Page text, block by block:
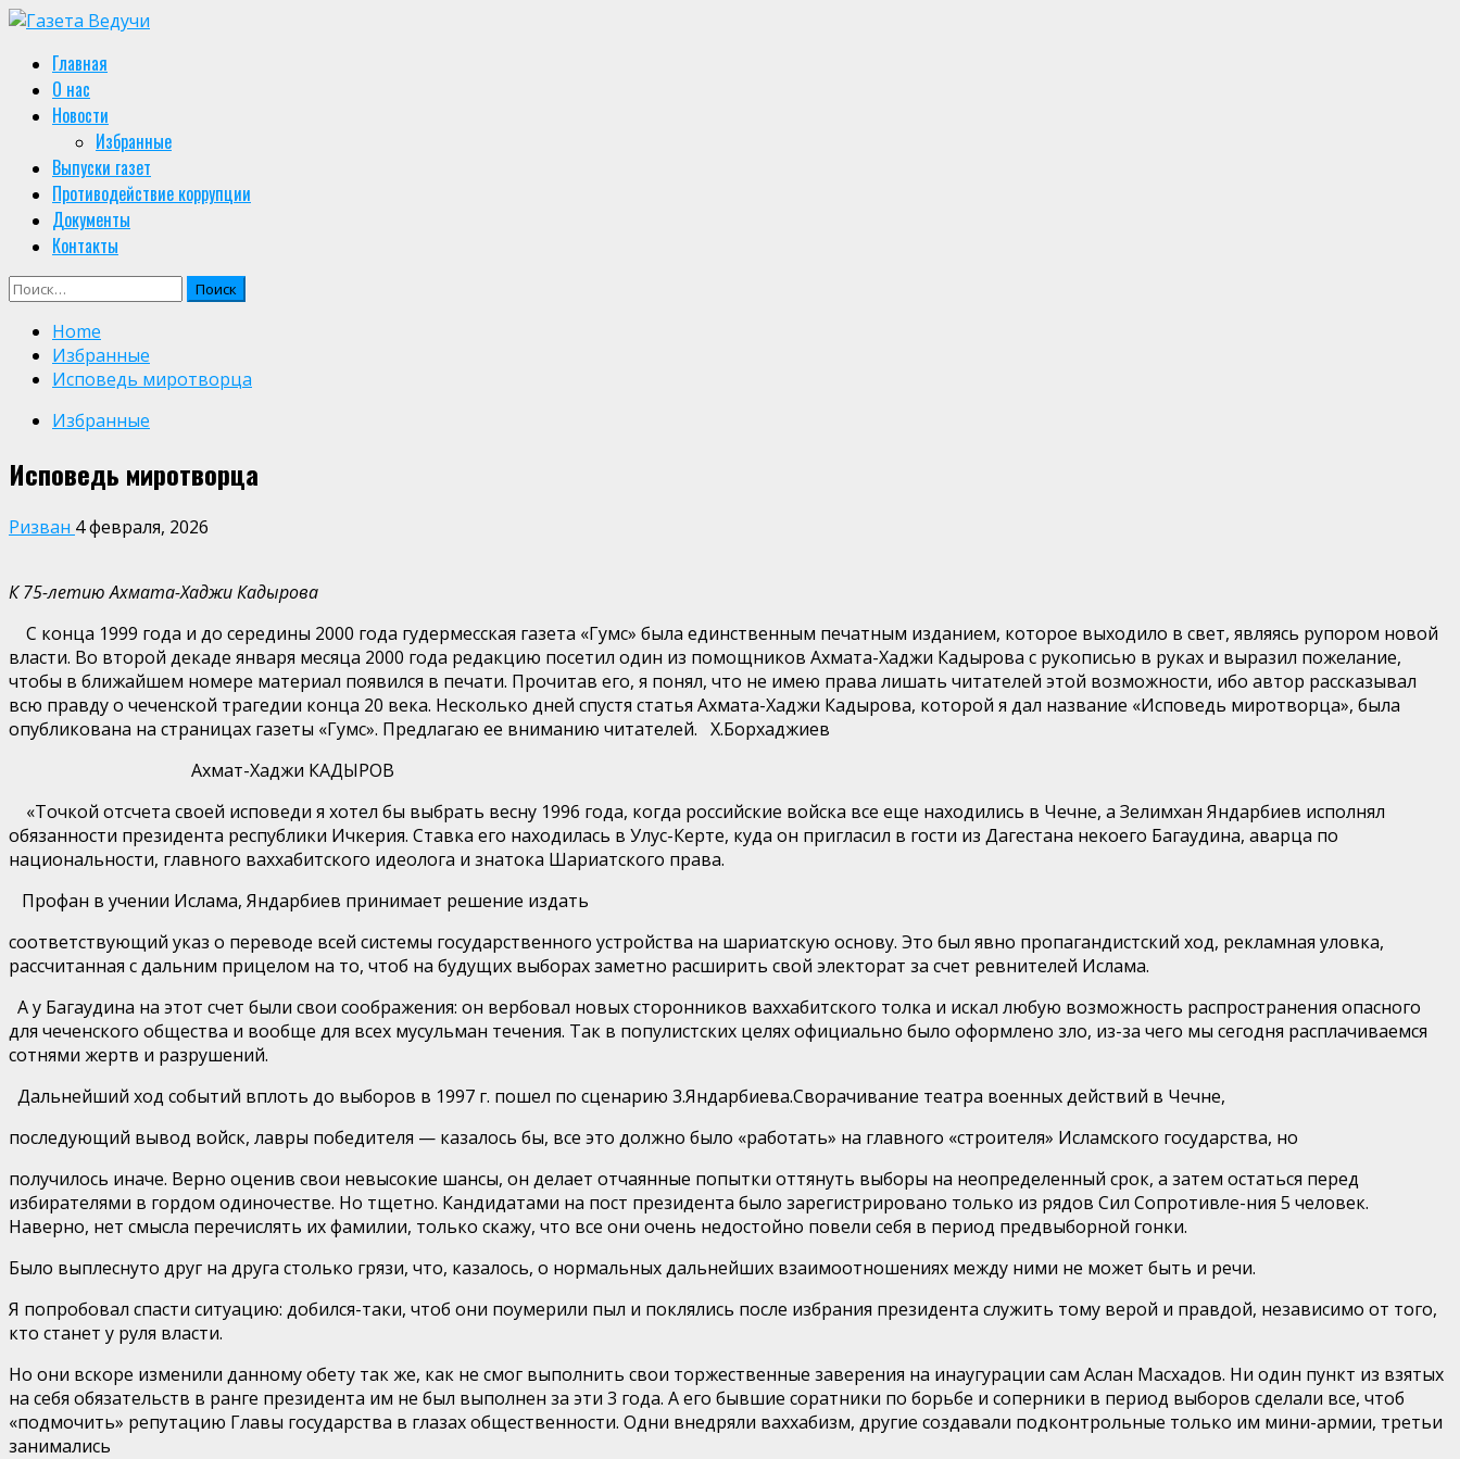
Skip
content
Primary
Menu
Главная
О нас
Новости
Избранные
Выпуски газет
Противодействие коррупции
Документы
Контакты
Найти:
Home
Избранные
Исповедь миротворца
Избранные
Исповедь миротворца
Ризван 4 февраля, 2026
К 75-летию Ахмата-Хаджи Кадырова
С конца 1999 года и до середины 2000 года гудермесская газета «Гумс» была единственным печатным изданием, которое выходило в свет, являясь рупором новой
власти. Во второй декаде января месяца 2000 года редакцию посетил один из помощников Ахмата-Хаджи Кадырова с рукописью в руках и выразил пожелание,
чтобы в ближайшем номере материал появился в печати. Прочитав его, я понял, что не имею права лишать читателей этой возможности, ибо автор рассказывал
всю правду о чеченской трагедии конца 20 века. Несколько дней спустя статья Ахмата-Хаджи Кадырова, которой я дал название «Исповедь миротворца», была
опубликована на страницах газеты «Гумс». Предлагаю ее вниманию читателей. Х.Борхаджиев
Ахмат-Хаджи КАДЫРОВ
«Точкой отсчета своей исповеди я хотел бы выбрать весну 1996 года, когда российские войска все еще находились в Чечне, а Зелимхан Яндарбиев исполнял
обязанности президента республики Ичкерия. Ставка его находилась в Улус-Керте, куда он пригласил в гости из Дагестана некоего Багаудина, аварца по
национальности, главного ваххабитского идеолога и знатока Шариатского права.
Профан в учении Ислама, Яндарбиев принимает решение издать
соответствующий указ о переводе всей системы государственного устройства на шариатскую основу. Это был явно пропагандистский ход, рекламная уловка,
рассчитанная с дальним прицелом на то, чтоб на будущих выборах заметно расширить свой электорат за счет ревнителей Ислама.
А у Багаудина на этот счет были свои соображения: он вербовал новых сторонников ваххабитского толка и искал любую возможность распространения опасного
для чеченского общества и вообще для всех мусульман течения. Так в популистских целях официально было оформлено зло, из-за чего мы сегодня расплачиваемся
сотнями жертв и разрушений.
Дальнейший ход событий вплоть до выборов в 1997 г. пошел по сценарию 3.Яндарбиева.Сворачивание театра военных действий в Чечне,
последующий вывод войск, лавры победителя — казалось бы, все это должно было «работать» на главного «строителя» Исламского государства, но
получилось иначе. Верно оценив свои невысокие шансы, он делает отчаянные попытки оттянуть выборы на неопределенный срок, а затем остаться перед
избирателями в гордом одиночестве. Но тщетно. Кандидатами на пост президента было зарегистрировано только из рядов Сил Сопротивле-ния 5 человек.
Наверно, нет смысла перечислять их фамилии, только скажу, что все они очень недостойно повели себя в период предвыборной гонки.
Было выплеснуто друг на друга столько грязи, что, казалось, о нормальных дальнейших взаимоотношениях между ними не может быть и речи.
Я попробовал спасти ситуацию: добился-таки, чтоб они поумерили пыл и поклялись после избрания президента служить тому верой и правдой, независимо от того,
кто станет у руля власти.
Но они вскоре изменили данному обету так же, как не смог выполнить свои торжественные заверения на инаугурации сам Аслан Масхадов. Ни один пункт из взятых
на себя обязательств в ранге президента им не был выполнен за эти 3 года. А его бывшие соратники по борьбе и соперники в период выборов сделали все, чтоб
«подмочить» репутацию Главы государства в глазах общественности. Одни внедряли ваххабизм, другие создавали подконтрольные только им мини-армии, третьи
занимались